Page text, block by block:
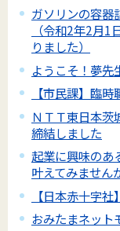
ガソリンの容器
（令和2年2月
りました）
ようこそ！夢
【市民課】臨
ＮＴＴ東日本茨
締結しました
起業に興味のあ
叶えて
【日本赤十字
おみたまネット